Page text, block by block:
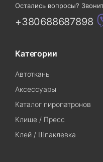
Остались вопросы?
+380688687898
Категории
Автоткань
Аксессуары
Каталог пиропатронов
Клише / Пресс
Клей / Шпаклевка